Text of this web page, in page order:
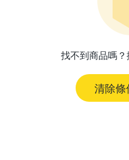
找不到商品嗎？
清除